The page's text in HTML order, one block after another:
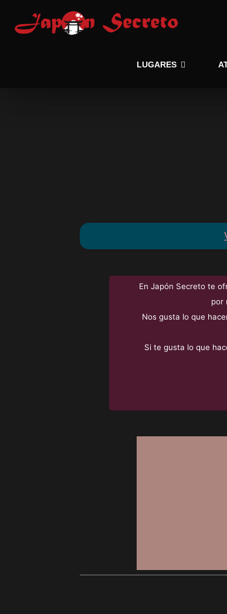
LUGARES
En Japón Secreto te
por
Nos gusta lo que
Si te gusta lo que